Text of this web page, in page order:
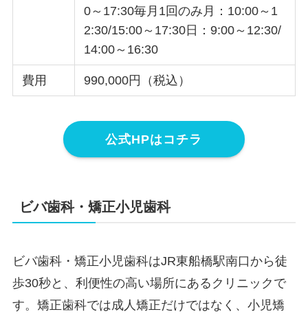
0～17:30毎月1回のみ月：10:00～1
2:30/15:00～17:30日：9:00～12:30/
14:00～16:30
費用 990,000円（税込）
公式HPはコチラ
ビバ歯科・矯正小児歯科
ビバ歯科・矯正小児歯科はJR東船橋駅南口から徒
歩30秒と、利便性の高い場所にあるクリニックで
す。矯正歯科では成人矯正だけではなく、小児矯